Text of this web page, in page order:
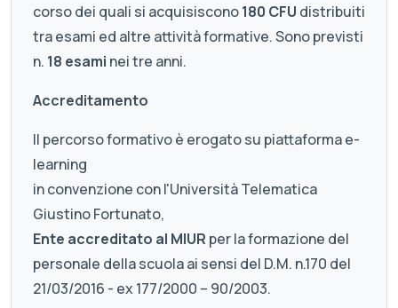
corso dei quali si acquisiscono180 CFU distribuiti
tra esami ed altre attività formative. Sono previsti
n. 18 esami nei tre anni.
Accreditamento
Il percorso formativo è erogato su piattaforma e-
learning
in convenzione con l'Università Telematica
Giustino Fortunato,
Ente accreditato al MIUR per la formazione del
personale della scuola ai sensi del D.M. n.170 del
21/03/2016 - ex 177/2000 – 90/2003.